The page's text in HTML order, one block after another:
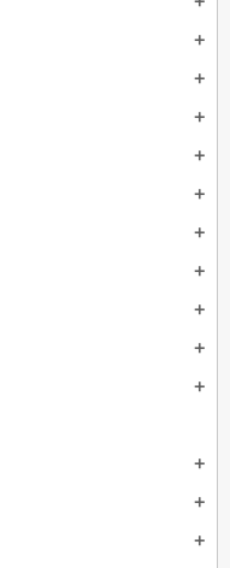
add
add
add
add
add
add
add
add
add
add
add
add
add